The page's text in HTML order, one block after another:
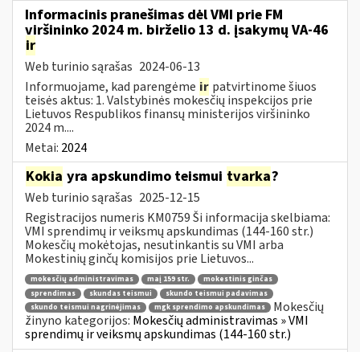
Informacinis pranešimas dėl VMI prie FM
viršininko 2024 m. birželio 13 d. įsakymų VA-46
ir
Web turinio sąrašas 2024-06-13
Informuojame, kad parengėme ir patvirtinome šiuos
teisės aktus: 1. Valstybinės mokesčių inspekcijos prie
Lietuvos Respublikos finansų ministerijos viršininko
2024 m....
Metai: 2024
Kokia yra apskundimo teismui tvarka?
Web turinio sąrašas 2025-12-15
Registracijos numeris KM0759 Ši informacija skelbiama:
VMI sprendimų ir veiksmų apskundimas (144-160 str.)
Mokesčių mokėtojas, nesutinkantis su VMI arba
Mokestinių ginčų komisijos prie Lietuvos...
mokesčių administravimas maį 159 str.
mokestinis ginčas
sprendimas
skundas teismui
skundo teismui padavimas
skundo teismui nagrinėjimas
mgk sprendimo apskundimas
Mokesčių
žinyno kategorijos: Mokesčių administravimas » VMI
sprendimų ir veiksmų apskundimas (144-160 str.)